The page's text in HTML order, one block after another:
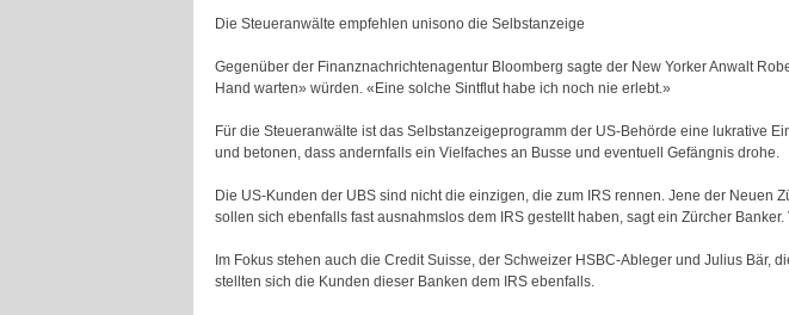
Die Steueranwälte empfehlen unisono die Selbstanzeige
Gegenüber der Finanznachrichtenagentur Bloomberg sagte der New Yorker Anwalt
Hand warten» würden. «Eine solche Sintflut habe ich noch nie erlebt.»
Für die Steueranwälte ist das Selbstanzeigeprogramm der US-Behörde eine lukrative
und betonen, dass andernfalls ein Vielfaches an Busse und eventuell Gefängnis drohe.
Die US-Kunden der UBS sind nicht die einzigen, die zum IRS rennen. Jene der Neuen
sollen sich ebenfalls fast ausnahmslos dem IRS gestellt haben, sagt ein Zürcher
Im Fokus stehen auch die Credit Suisse, der Schweizer HSBC-Ableger und Julius
stellten sich die Kunden dieser Banken dem IRS ebenfalls.